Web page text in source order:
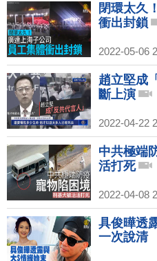
閉環太久
衝出封鎖
2022-05-06
趙立堅成
斷上演
2022-04-22
中共極端
活打死
2022-04-08
具俊曄透
一次說清